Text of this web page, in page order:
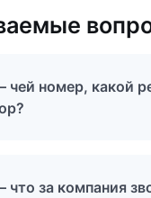
чей номер, какой
что за компания